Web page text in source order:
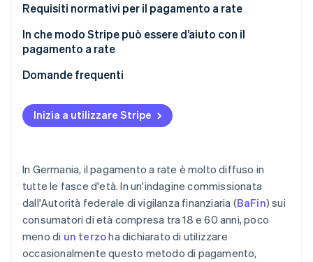
Requisiti normativi per il pagamento a rate
In che modo Stripe può essere d’aiuto con il
pagamento a rate
Domande frequenti
Inizia a utilizzare Stripe
In Germania, il pagamento a rate è molto diffuso in
tutte le fasce d'età. In un'indagine commissionata
dall'Autorità federale di vigilanza finanziaria (BaFin) sui
consumatori di età compresa tra 18 e 60 anni, poco
meno di un terzoha dichiarato di utilizzare
occasionalmente questo metodo di pagamento,